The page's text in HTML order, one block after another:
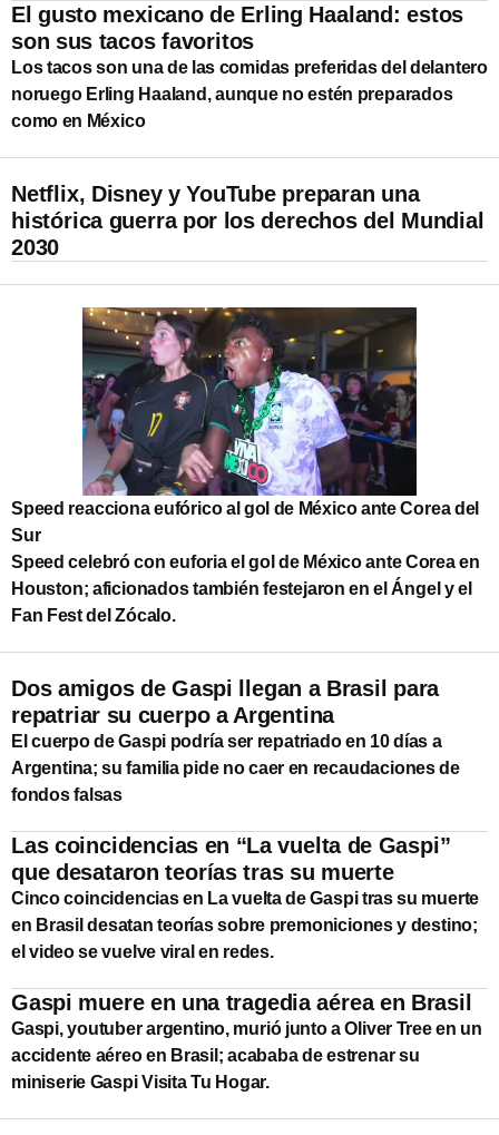
El gusto mexicano de Erling Haaland: estos
son sus tacos favoritos
Los tacos son una de las comidas preferidas del delantero
noruego Erling Haaland, aunque no estén preparados
como en México
Netflix, Disney y YouTube preparan una
histórica guerra por los derechos del Mundial
2030
Speed reacciona eufórico al gol de México ante Corea del
Sur
Speed celebró con euforia el gol de México ante Corea en
Houston; aficionados también festejaron en el Ángel y el
Fan Fest del Zócalo.
Dos amigos de Gaspi llegan a Brasil para
repatriar su cuerpo a Argentina
El cuerpo de Gaspi podría ser repatriado en 10 días a
Argentina; su familia pide no caer en recaudaciones de
fondos falsas
Las coincidencias en “La vuelta de Gaspi”
que desataron teorías tras su muerte
Cinco coincidencias en La vuelta de Gaspi tras su muerte
en Brasil desatan teorías sobre premoniciones y destino;
el video se vuelve viral en redes.
Gaspi muere en una tragedia aérea en Brasil
Gaspi, youtuber argentino, murió junto a Oliver Tree en un
accidente aéreo en Brasil; acababa de estrenar su
miniserie Gaspi Visita Tu Hogar.